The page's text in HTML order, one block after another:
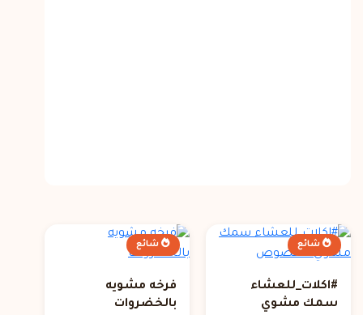
شائع
#اكلات_للعشاء
سمك مشوي
شائع
فرخه مشويه
بالخضروات